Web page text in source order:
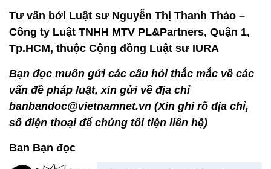
Tư vấn bởi Luật sư Nguyễn Thị Thanh Thảo –
Công ty Luật TNHH MTV PL&Partners, Quận 1,
Tp.HCM, thuộc Cộng đồng Luật sư IURA
Bạn đọc muốn gửi các câu hỏi thắc mắc về các
vấn đề pháp luật, xin gửi về địa chỉ
banbandoc@vietnamnet.vn (Xin ghi rõ địa chỉ,
số điện thoại để chúng tôi tiện liên hệ)
Ban Bạn đọc